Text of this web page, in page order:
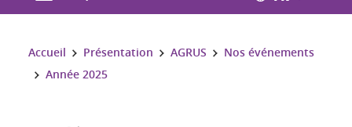
Vous êtes ici :
Accueil Présentation AGRUS
Nos événements
Année 2025